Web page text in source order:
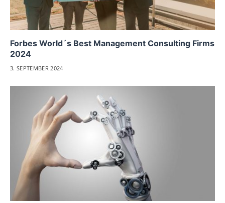
Forbes World´s Best Management Consulting Firms
2024
3. SEPTEMBER 2024